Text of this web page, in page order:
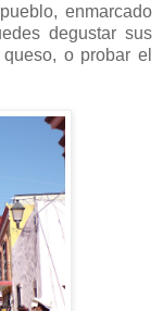
enmarcado
degustar sus
o probar el